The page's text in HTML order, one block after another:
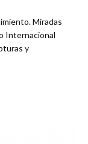
Miradas
Internacional
y